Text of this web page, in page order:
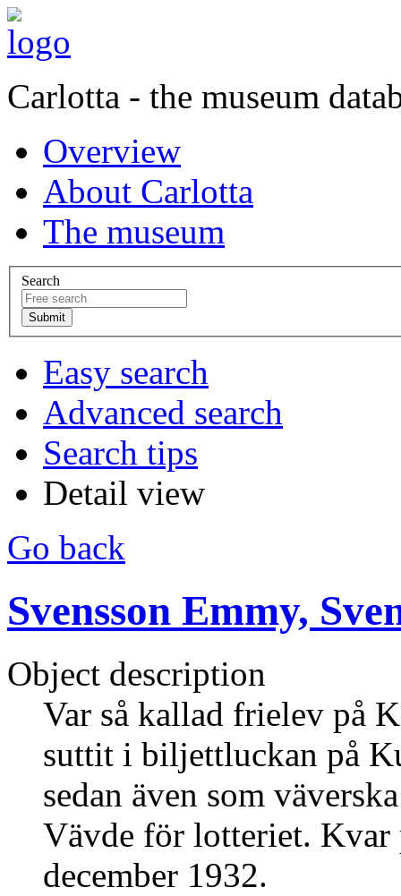
Carlotta - the museum
Overview
About Carlotta
The museum
Search
Easy search
Advanced search
Search tips
Detail view
Go back
Svensson Emmy,
Object description
Var så kallad frielev på
suttit i biljettluckan på
sedan även som
Vävde för lotteriet.
december 1932.